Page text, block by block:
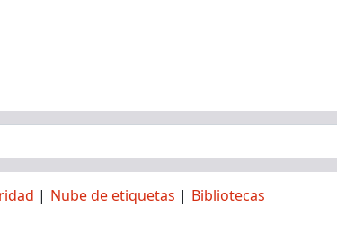
Nube de etiquetas Bibliotecas